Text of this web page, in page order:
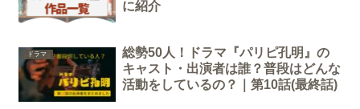
に紹介
ドラマ
総勢50人！ドラマ『パリピ孔明』の
キャスト・出演者は誰？普段はどんな
活動をしているの？｜第10話(最終話)